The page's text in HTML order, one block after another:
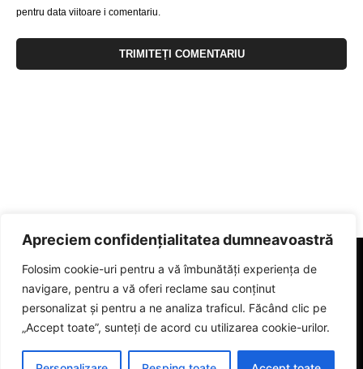
Apreciem confidențialitatea dumneavoastră
Folosim cookie-uri pentru a vă îmbunătăți experiența de
navigare, pentru a vă oferi reclame sau conținut
personalizat și pentru a ne analiza traficul. Făcând clic pe
„Accept toate”, sunteți de acord cu utilizarea cookie-urilor.
pentru data viitoare i comentariu.